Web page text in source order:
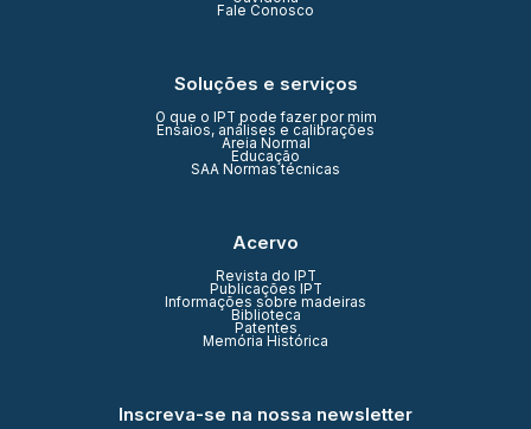
Fale Conosco
Soluções e serviços
O que o IPT pode fazer por mim
Ensaios, análises e calibrações
Areia Normal
Educação
SAA Normas técnicas
Acervo
Revista do IPT
Publicações IPT
Informações sobre madeiras
Biblioteca
Patentes
Memória Histórica
Inscreva-se na nossa newsletter